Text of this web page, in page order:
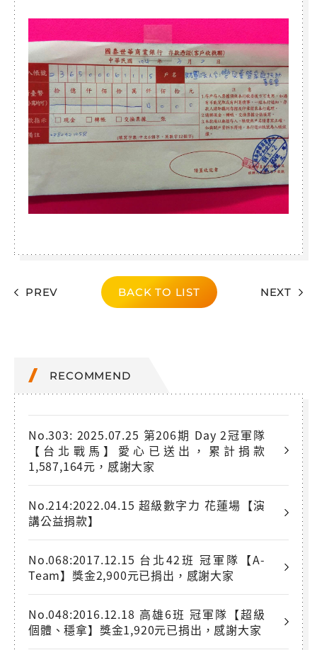
PREV BACK TO LIST NEXT
RECOMMEND
No.303: 2025.07.25 第206期 Day 2冠軍隊
【台北戰馬】愛心已送出，累計捐款
1,587,164元，感謝大家
No.214:2022.04.15 超級數字力 花蓮場【演
講公益捐款】
No.068:2017.12.15 台北42班 冠軍隊【A-
Team】獎金2,900元已捐出，感謝大家
No.048:2016.12.18 高雄6班 冠軍隊【超級
個體、穩拿】獎金1,920元已捐出，感謝大家